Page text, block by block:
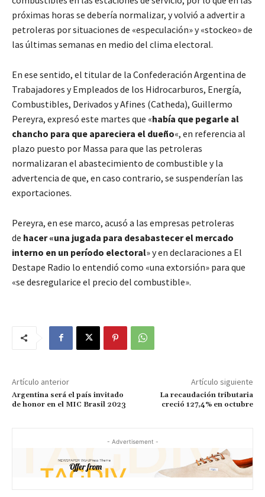
próximas horas se debería normalizar, y volvió a advertir a
petroleras por situaciones de «especulación» y «stockeo» de
las últimas semanas en medio del clima electoral.
En ese sentido, el titular de la Confederación Argentina de
Trabajadores y Empleados de los Hidrocarburos, Energía,
Combustibles, Derivados y Afines (Catheda), Guillermo
Pereyra, expresó este martes que «había que pegarle al
chancho para que apareciera el dueño«, en referencia al
plazo puesto por Massa para que las petroleras
normalizaran el abastecimiento de combustible y la
advertencia de que, en caso contrario, se suspenderían las
exportaciones.
Pereyra, en ese marco, acusó a las empresas petroleras
de hacer «una jugada para desabastecer el mercado
interno en un período electoral» y en declaraciones a El
Destape Radio lo entendió como «una extorsión» para que
«se desregularice el precio del combustible».
Artículo anterior
Argentina será el país invitado
de honor en el MIC Brasil 2023
Artículo siguiente
La recaudación tributaria
creció 127,4% en octubre
- Advertisement -